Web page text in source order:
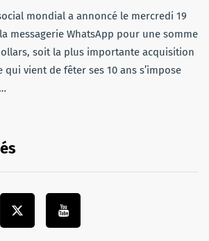
mondial a annoncé le mercredi 19
messagerie WhatsApp pour une somme
soit la plus importante acquisition
qui vient de fêter ses 10 ans s’impose